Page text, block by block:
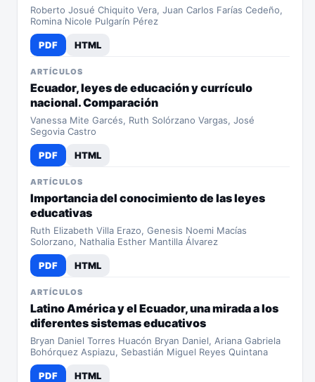
Roberto Josué Chiquito Vera, Juan Carlos Farías Cedeño,
Romina Nicole Pulgarín Pérez
PDF HTML
ARTÍCULOS
Ecuador, leyes de educación y currículo
nacional. Comparación
Vanessa Mite Garcés, Ruth Solórzano Vargas, José
Segovia Castro
PDF HTML
ARTÍCULOS
Importancia del conocimiento de las leyes
educativas
Ruth Elizabeth Villa Erazo, Genesis Noemi Macías
Solorzano, Nathalia Esther Mantilla Álvarez
PDF HTML
ARTÍCULOS
Latino América y el Ecuador, una mirada a los
diferentes sistemas educativos
Bryan Daniel Torres Huacón Bryan Daniel, Ariana Gabriela
Bohórquez Aspiazu, Sebastián Miguel Reyes Quintana
PDF HTML